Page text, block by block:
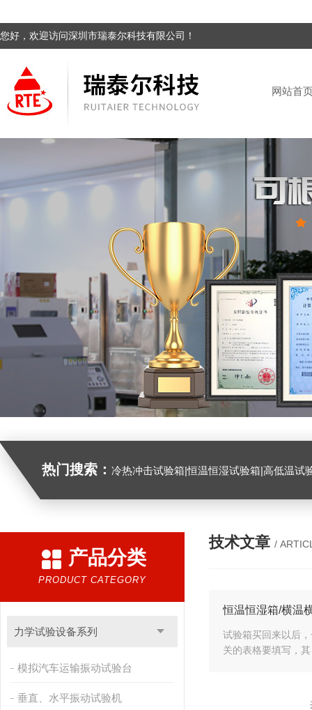
您好，欢迎访问深圳市瑞泰尔科技有限公司！
网站首
热门搜索： 冷热冲击试验箱|恒温恒湿试验箱|高低温试验箱|高低温交变试验箱|盐雾机|紫外线试验机|淋雨试验箱|臭氧试验箱|振动试
产品分类
PRODUCT CATEGORY
力学试验设备系列
模拟汽车运输振动试验台
垂直、水平振动试验机
技术文章 /
恒温恒湿箱/横温
试验箱买回来以后
关的表格要填写，